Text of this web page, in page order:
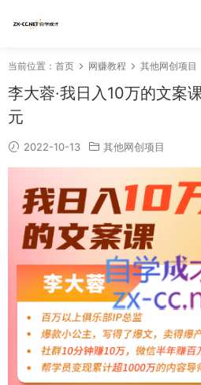
当前位置： 首页 网赚教程 其他网创项目
李大蓉·我日入10万的文案
元
2022-10-13 其他网创项目